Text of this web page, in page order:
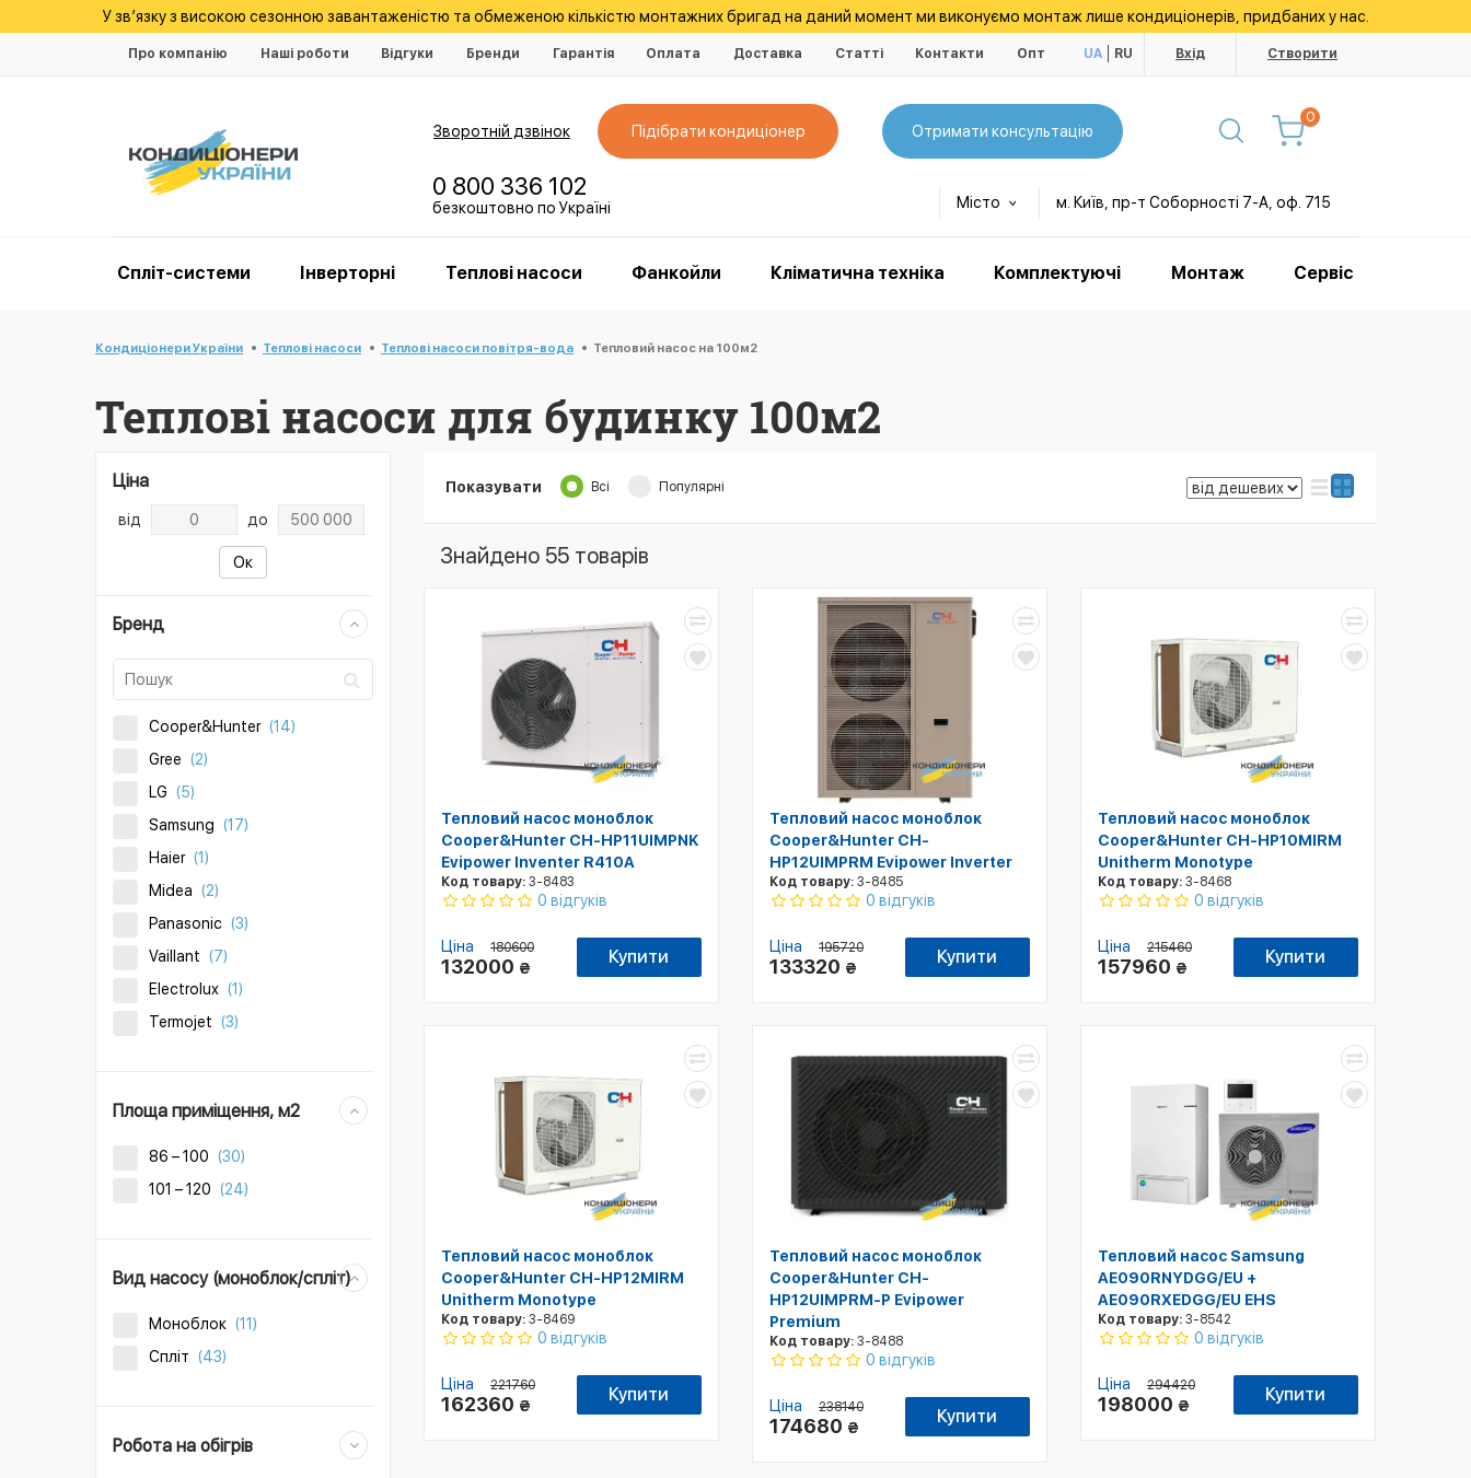
У зв’язку з високою сезонною завантаженістю та обмеженою кількістю монтажних бригад на даний момент ми виконуємо монтаж лише кондиціонерів, придбаних у нас.
Про компанію Наші роботи Відгуки Бренди Гарантія Оплата Доставка Статті Контакти Опт UA RU Вхід Створити
Зворотній дзвінок Підібрати кондиціонер Отримати консультацію
0
0 800 336 102
безкоштовно по Україні Місто м. Київ, пр-т Соборності 7-А, оф. 715
Спліт-системи Інверторні Теплові насоси Фанкойли Кліматична техніка Комплектуючі Монтаж Сервіс
Кондиціонери України Теплові насоси Теплові насоси повітря-вода Тепловий насос на 100м2
Теплові насоси для будинку 100м2
Ціна
від до
Ок
Бренд
Cooper&Hunter (14)
Gree (2)
LG (5)
Samsung (17)
Haier (1)
Midea (2)
Panasonic (3)
Vaillant (7)
Electrolux (1)
Termojet (3)
Площа приміщення, м2
86 – 100 (30)
101 – 120 (24)
Вид насосу (моноблок/спліт)
Моноблок (11)
Спліт (43)
Робота на обігрів
Показувати Всі Популярні
Знайдено 55 товарів
Тепловий насос моноблок
Cooper&Hunter CH-HP11UIMPNK
Evipower Inventer R410A
Код товару: 3-8483
0 відгуків
Ціна 180600
132000 ₴
Купити
Тепловий насос моноблок
Cooper&Hunter CH-
HP12UIMPRM Evipower Inverter
Код товару:3-8485
0 відгуків
Ціна 195720
133320 ₴
Купити
Тепловий насос моноблок
Cooper&Hunter CH-HP10MIRM
Unitherm Monotype
Код товару:3-8468
0 відгуків
Ціна 215460
157960 ₴
Купити
Тепловий насос моноблок
Cooper&Hunter CH-HP12MIRM
Unitherm Monotype
Код товару: 3-8469
0 відгуків
Ціна 221760
162360 ₴
Купити
Тепловий насос моноблок
Cooper&Hunter CH-
HP12UIMPRM-P Evipower
Premium
Код товару:3-8488
0 відгуків
Ціна 238140
174680 ₴
Купити
Тепловий насос Samsung
AE090RNYDGG/EU +
AE090RXEDGG/EU EHS
Код товару:3-8542
0 відгуків
Ціна 294420
198000 ₴
Купити